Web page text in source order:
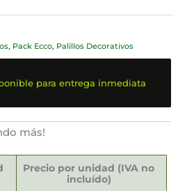
, Pack Ecco, Palillos Decorativos
para entrega inmediata
más!
Precio por unidad (IVA no
incluído)